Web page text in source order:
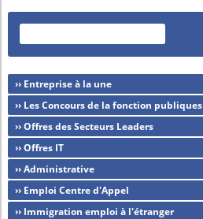
›› Entreprise à la une
›› Les Concours de la fonction publiques
›› Offres des Secteurs Leaders
›› Offres IT
›› Administrative
›› Emploi Centre d'Appel
›› Immigration emploi à l'étranger